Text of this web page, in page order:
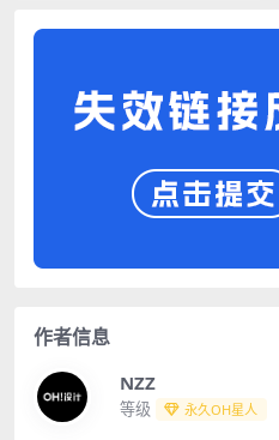
作者信息
NZZ
等级 永久OH星人